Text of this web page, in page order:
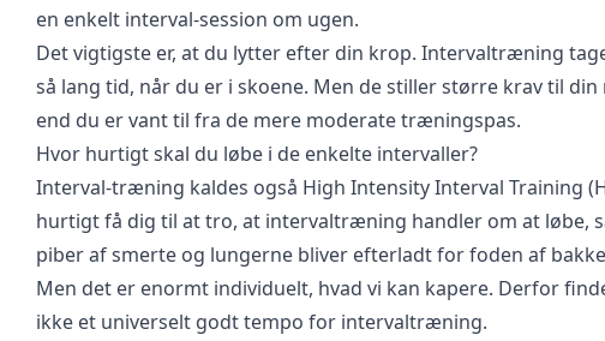
en enkelt interval-session om ugen.
Det vigtigste er, at du lytter efter din krop. Intervaltræning
så lang tid, når du er i skoene. Men de stiller større krav til
end du er vant til fra de mere moderate træningspas.
Hvor hurtigt skal du løbe i de enkelte intervaller?
Interval-træning kaldes også High Intensity Interval Training
hurtigt få dig til at tro, at intervaltræning handler om at løbe,
piber af smerte og lungerne bliver efterladt for foden af
Men det er enormt individuelt, hvad vi kan kapere. Derfor
ikke et universelt godt tempo for intervaltræning.